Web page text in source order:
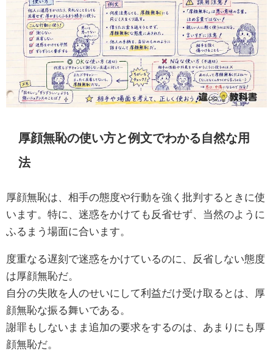
厚顔無恥の使い方と例文でわかる自然な用
法
厚顔無恥は、相手の態度や行動を強く批判するときに使
います。特に、迷惑をかけても反省せず、当然のように
ふるまう場面に合います。
度重なる遅刻で迷惑をかけているのに、反省しない態度
は厚顔無恥だ。
自分の失敗を人のせいにして利益だけ受け取るとは、厚
顔無恥な振る舞いである。
謝罪もしないまま追加の要求をするのは、あまりにも厚
顔無恥だ。